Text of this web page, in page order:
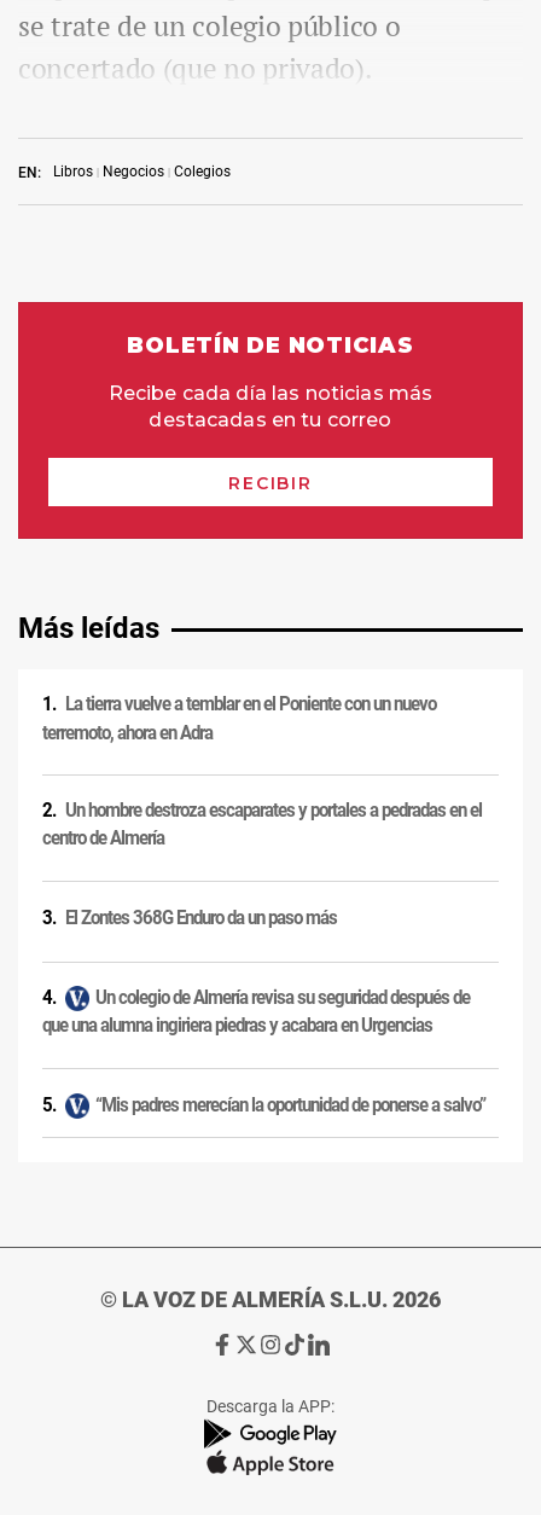
EN: Libros Negocios Colegios
se trate de un colegio público o
concertado (que no privado).
Más leídas
La tierra vuelve a temblar en el Poniente con un nuevo
terremoto, ahora en Adra
Un hombre destroza escaparates y portales a pedradas en el
centro de Almería
El Zontes 368G Enduro da un paso más
Un colegio de Almería revisa su seguridad después de
que una alumna ingiriera piedras y acabara en Urgencias
“Mis padres merecían la oportunidad de ponerse a salvo”
© LA VOZ DE ALMERÍA S.L.U. 2026
Ir
de
La
Voz
Ir
de
La
Voz
Ir
de
La
Voz
Ir
de
La
Voz
Ir
de
La
Voz
Descarga la APP: